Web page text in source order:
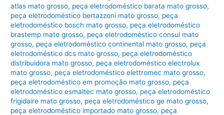
atlas mato grosso, peça eletrodoméstico barata mato grosso,
peça eletrodoméstico bertazzoni mato grosso, peça
eletrodoméstico bosch mato grosso, peça eletrodoméstico
brastemp mato grosso, peça eletrodoméstico consul mato
grosso, peça eletrodoméstico continental mato grosso, peça
eletrodoméstico dcs mato grosso, peça eletrodoméstico
distribuidora mato grosso, peça eletrodoméstico electrolux
mato grosso, peça eletrodoméstico elettromec mato grosso,
peça eletrodoméstico em promoção mato grosso, peça
eletrodoméstico esmaltec mato grosso, peça eletrodoméstico
frigidaire mato grosso, peça eletrodoméstico ge mato grosso,
peça eletrodoméstico importado mato grosso, peça